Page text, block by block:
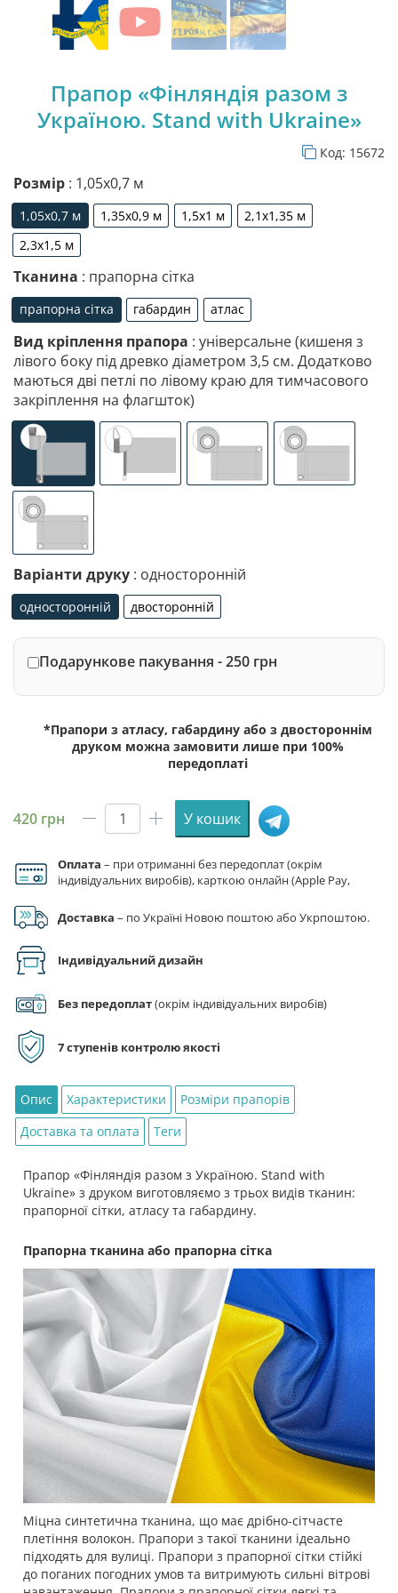
Прапор «Фінляндія разом з
Україною. Stand with Ukraine»
Код: 15672
Розмір : 1,05х0,7 м
1,05х0,7 м
1,05х0,7 м
1,35х0,9 м
1,35х0,9 м
1,5х1 м
1,5х1 м
2,1х1,35 м
2,1х1,35 м
2,3х1,5 м
2,3х1,5 м
Тканина : прапорна сітка
прапорна сітка
прапорна сітка
габардин
габардин
атлас
атлас
Вид кріплення прапора : універсальне (кишеня з
лівого боку під древко діаметром 3,5 см. Додатково
маються дві петлі по лівому краю для тимчасового
закріплення на флагшток)
Варіанти друку : односторонній
односторонній
односторонній
двосторонній
двосторонній
Подарункове пакування - 250 грн
*Прапори з атласу, габардину або з двостороннім
друком можна замовити лише при 100%
передоплаті
420 грн
Прапор
разом
з
Stand
Ukraine»
У кошик
Оплата – при отриманні без передоплат (окрім
індивідуальних виробів), карткою онлайн (Apple Pay,
Доставка – по Україні Новою поштою або Укрпоштою.
Індивідуальний дизайн
Без передоплат(окрім індивідуальних виробів)
7 ступенів контролю якості
Опис Характеристики
Розміри прапорів
Доставка та оплата
Теги
Прапор «Фінляндія разом з Україною. Stand with
Ukraine» з друком виготовляємо з трьох видів тканин:
прапорної сітки, атласу та габардину.
Прапорна тканина або прапорна сітка
Міцна синтетична тканина, що має дрібно-сітчасте
плетіння волокон. Прапори з такої тканини ідеально
підходять для вулиці. Прапори з прапорної сітки стійкі
до поганих погодних умов та витримують сильні вітрові